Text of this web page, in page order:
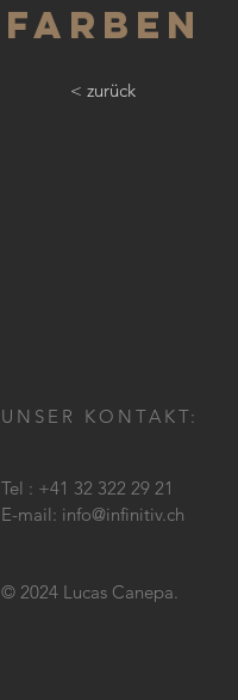
Farben
< zurück
UNSER KONTAKT:
Tel : +41 32 322 29 21
E-mail: info@infinitiv.ch
© 2024 Lucas Canepa.